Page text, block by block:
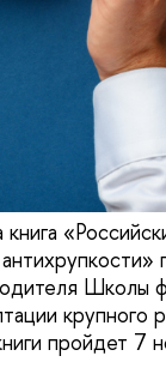
крупного
пройдет 7